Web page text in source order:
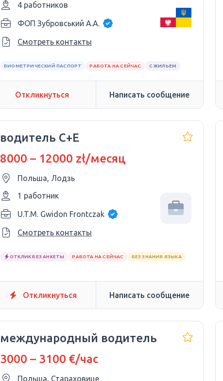
4 работников
ФОП Зубровський А.А.
Смотреть контакты
БИОМЕТРИЧЕСКИЙ ПАСПОРТ РАБОТА НА СЕЙЧАС С ЖИЛЬЕМ
Откликнуться Написать сообщение
водитель C+E
8000 – 12000 zł/месяц
Польша, Лодзь
1 работник
U.T.M. Gwidon Frontczak
Смотреть контакты
ОТКЛИК БЕЗ АНКЕТЫ РАБОТА НА СЕЙЧАС БЕЗ ЗНАНИЯ ЯЗЫКА
Откликнуться Написать сообщение
международный водитель
3000 – 3100 €/час
Польша, Стараховице